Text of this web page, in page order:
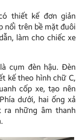
thiết kế đơn giản
nổi trên bề mặt đuôi
làm cho chiếc xe
cụm đèn hậu. Đèn
kế theo hình chữ C,
cốp xe, tạo nên
dưới, hai ống xả
những âm thanh